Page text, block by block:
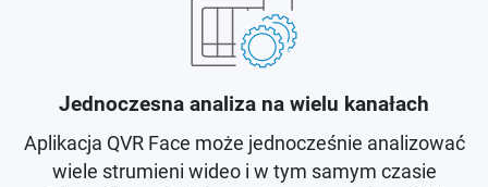
Jednoczesna analiza na wielu kanałach
Aplikacja QVR Face może jednocześnie analizować
wiele strumieni wideo i w tym samym czasie